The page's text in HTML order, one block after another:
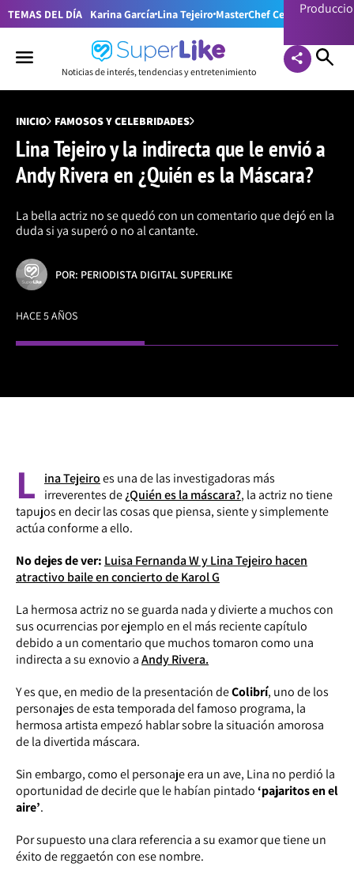
TEMAS DEL DÍA Karina García Lina Tejeiro MasterChef Celebrity
Noticias de interés, tendencias y entretenimiento
INICIO FAMOSOS Y CELEBRIDADES
Lina Tejeiro y la indirecta que le envió a
Andy Rivera en ¿Quién es la Máscara?
La bella actriz no se quedó con un comentario que dejó en la
duda si ya superó o no al cantante.
POR: PERIODISTA DIGITAL SUPERLIKE
HACE 5 AÑOS
L ina Tejeiroes una de las investigadoras más
irreverentes de¿Quién es la máscara?, la actriz no tiene
tapujos en decir las cosas que piensa, siente y simplemente
actúa conforme a ello.
No dejes de ver: Luisa Fernanda W y Lina Tejeiro hacen
atractivo baile en concierto de Karol G
La hermosa actriz no se guarda nada y divierte a muchos con
sus ocurrencias por ejemplo en el más reciente capítulo
debido a un comentario que muchos tomaron como una
indirecta a su exnovio aAndy Rivera.
Y es que, en medio de la presentación deColibrí, uno de los
personajes de esta temporada del famoso programa, la
hermosa artista empezó hablar sobre la situación amorosa
de la divertida máscara.
Sin embargo, como el personaje era un ave, Lina no perdió la
oportunidad de decirle que le habían pintado‘pajaritos en el
aire’.
Por supuesto una clara referencia a su examor que tiene un
éxito de reggaetón con ese nombre.